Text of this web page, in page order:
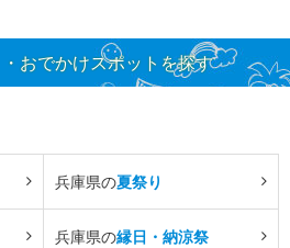
おでかけスポットを探す
兵庫県の夏祭り
兵庫県の縁日・納涼祭